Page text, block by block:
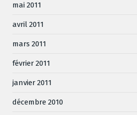
mai 2011
avril 2011
mars 2011
février 2011
janvier 2011
décembre 2010